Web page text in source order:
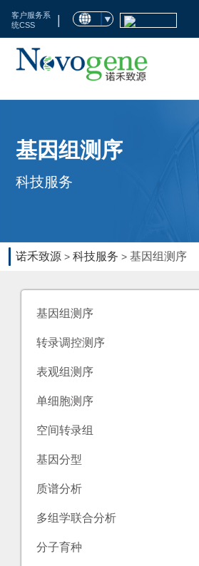
客户服务系
统CSS
|
首
市
场
动
技
服
临
检
生
基因组测序
科技服务
诺禾致源 >科技服务 >基因组测序
基因组测序
转录调控测序
表观组测序
单细胞测序
空间转录组
基因分型
质谱分析
多组学联合分析
分子育种